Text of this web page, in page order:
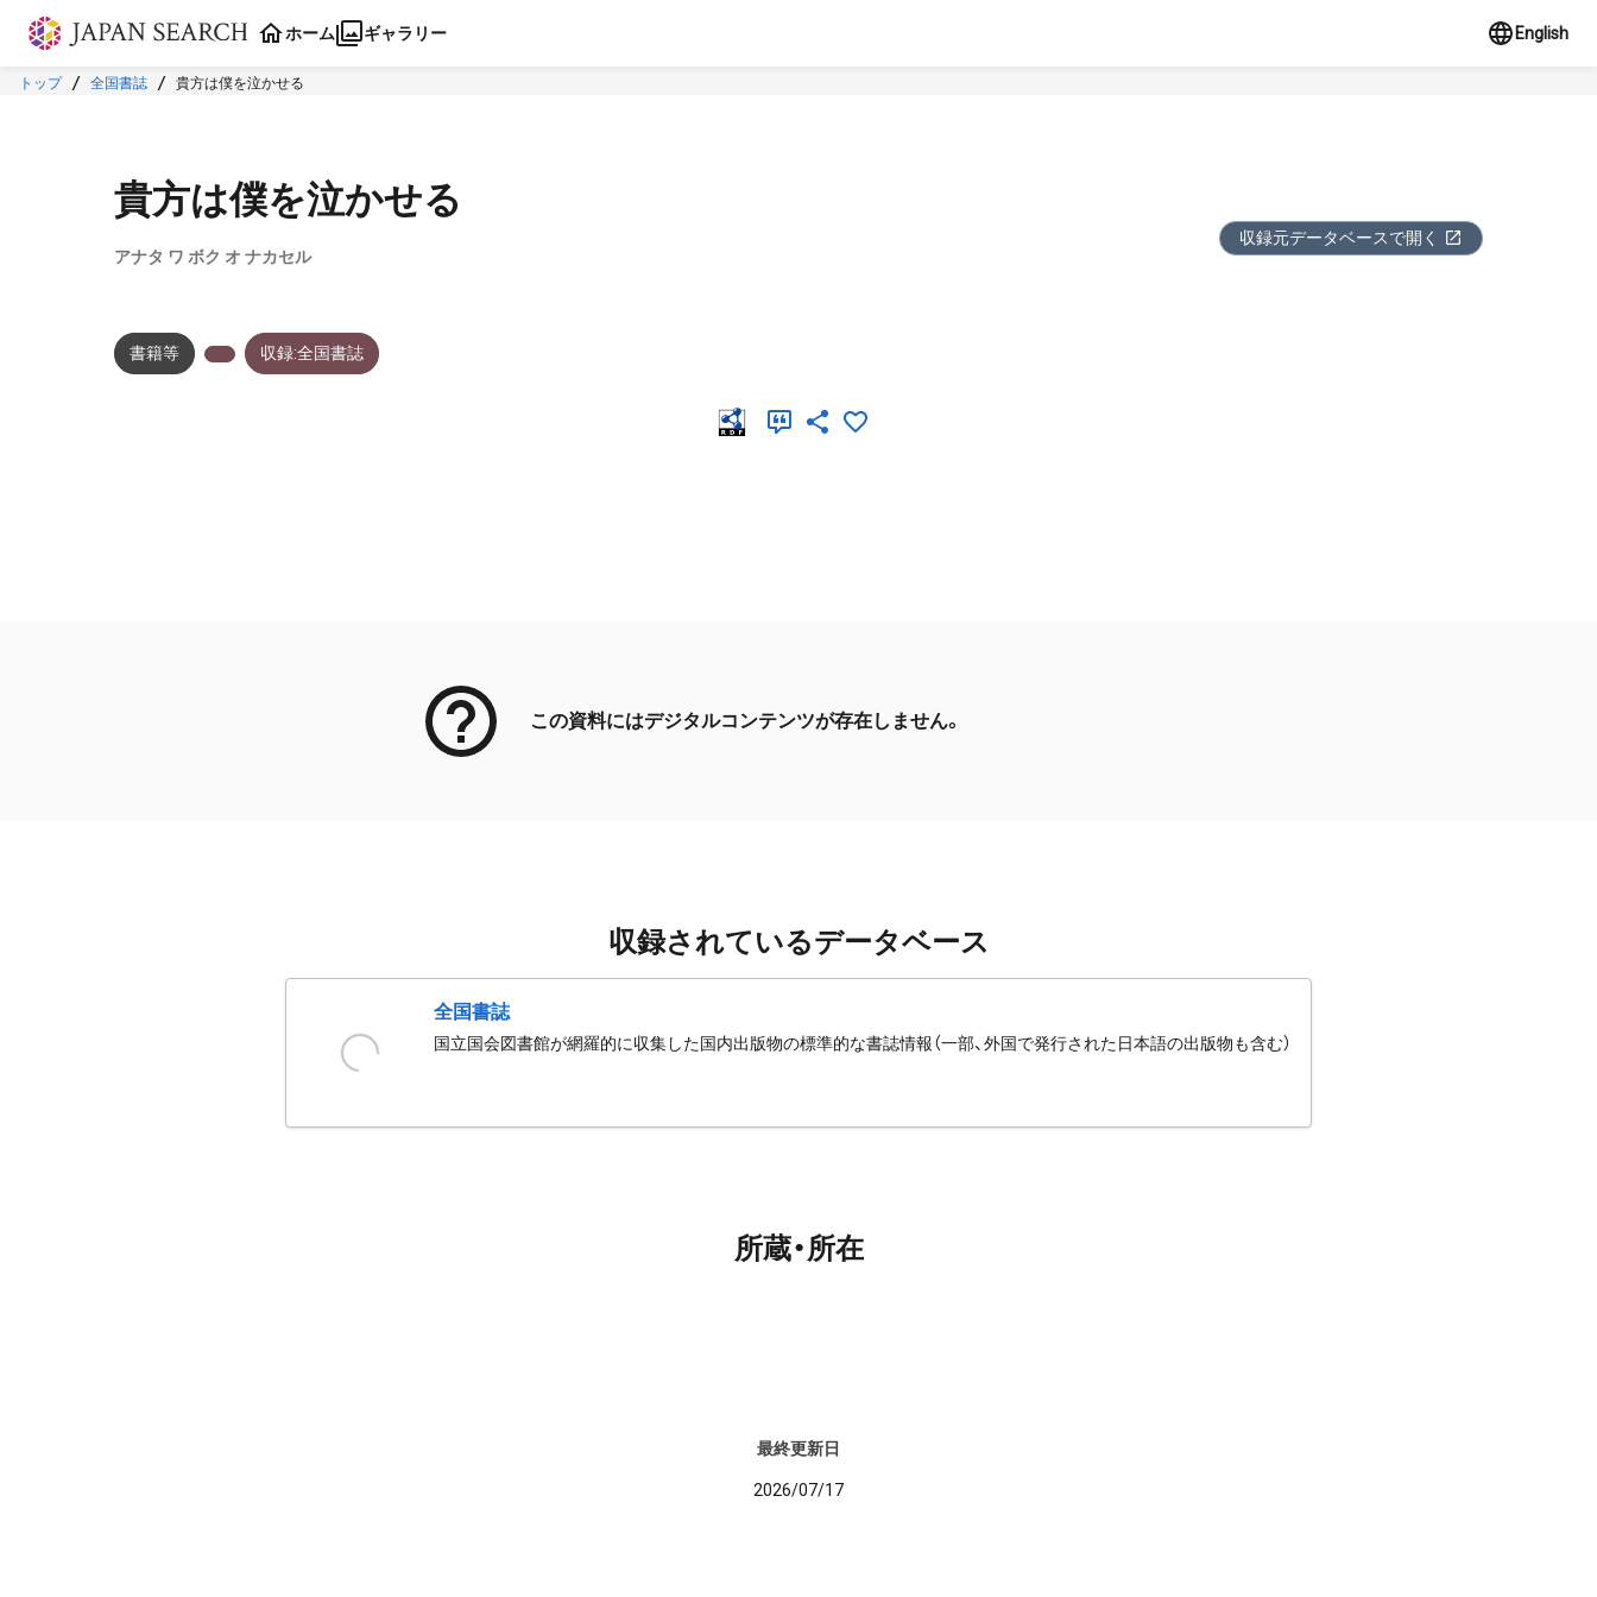
本文に飛ぶ
ホーム ギャラリー English
トップ 全国書誌 貴方は僕を泣かせる
貴方は僕を泣かせる
アナタ ワ ボク オ ナカセル
収録元データベースで開く
書籍等 収録:全国書誌
この資料にはデジタルコンテンツが存在しません。
収録されているデータベース
全国書誌
国立国会図書館が網羅的に収集した国内出版物の標準的な書誌情報（一部、外国で発行された日本語の出版物も含む）
所蔵・所在
最終更新日
2026/07/17